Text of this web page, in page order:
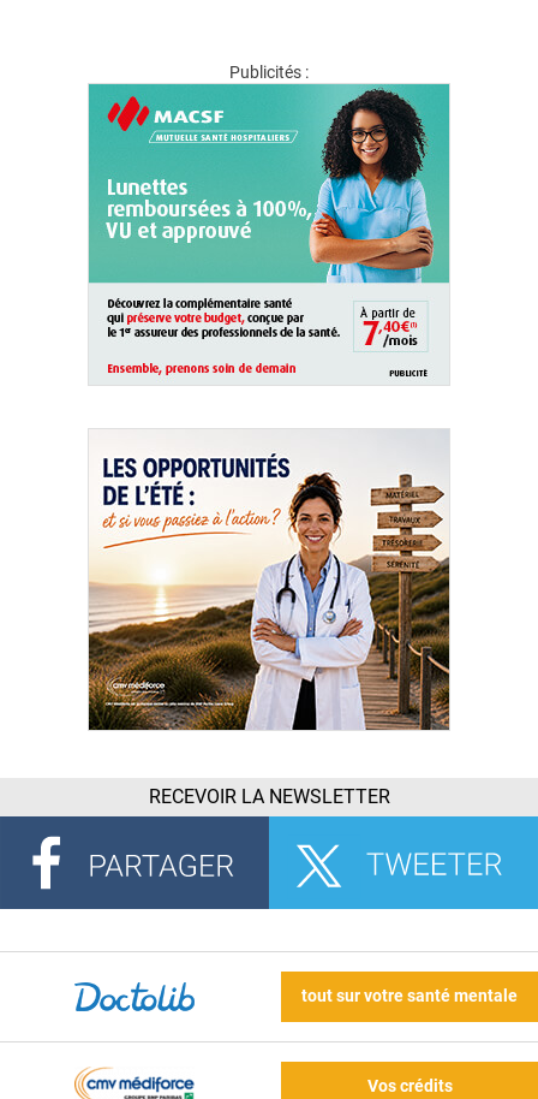
Publicités :
RECEVOIR LA NEWSLETTER
tout sur votre santé mentale
Vos crédits